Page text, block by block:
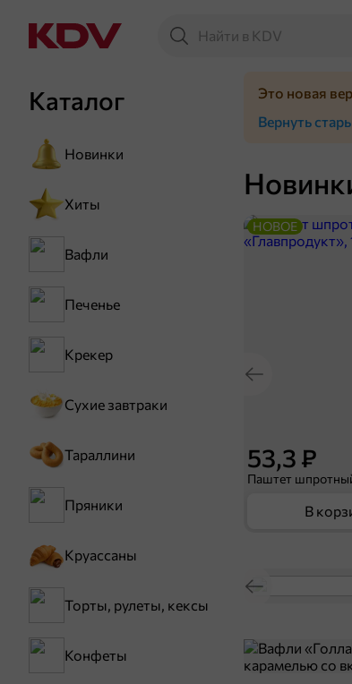
Каталог
Новинки
Хиты
Вафли
Печенье
Крекер
Сухие завтраки
Тараллини
Пряники
Круассаны
Торты, рулеты, кексы
Конфеты
53,3 ₽
НОВОЕ
В
Это новая
Вернуть